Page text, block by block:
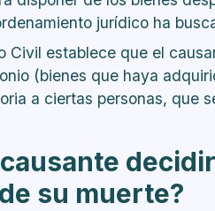
jurídico ha
Civil establece que el
(bienes que haya
a ciertas personas, que
su muerte?